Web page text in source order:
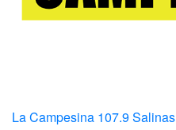
La Campesina 107.9 Salinas